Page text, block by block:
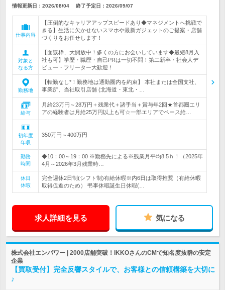
情報更新日：2026/08/04 終了予定日： 2026/09/07
仕事内容
【圧倒的なキャリアアップスピードあり◆マネジメントへ挑戦で
きる】生活に欠かせないスマホや最新ガジェットのご提案・店舗
づくりをお任せします！
対象と
なる方
【面談枠、大開放中！多くの方にお会いしています◆最短8月入
社も可】学歴・職歴・自己PRは一切不問！第二新卒・社会人デ
ビュー・フリーター大歓迎！
勤務地
【転勤なし*！勤務地は通勤圏内を約束】 本社または全国支社、
事業所、当社取引店舗 (北海道・東北・…
給与
月給23万円～28万円＋残業代＋諸手当＋賞与年2回★首都圏エリ
アの経験者は月給25万円以上も可☆一部エリアでベース給…
初年度
年収
350万円～400万円
勤務
時間
◆10：00～19：00 ※勤務先による※残業月平均8.5ｈ！（2025年
4月～2026年3月残業時…
休日
休暇
完全週休2日制(シフト制)有給休暇※内6日は取得推奨（有給休暇
取得促進のため） 弔事休暇誕生日休暇(…
求人詳細を見る 気になる
株式会社エンパワー | 2000店舗突破！IKKOさんのCMで知名度抜群の安定
企業
【買取受付】完全反響スタイルで、お客様との信頼構築を大切に
♪